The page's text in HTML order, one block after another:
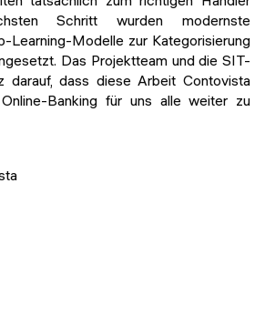
Schritt wurden modernste
Learning-Modelle zur Kategorisierung
Das Projektteam und die SIT-
darauf, dass diese Arbeit Contovista
Banking für uns alle weiter zu